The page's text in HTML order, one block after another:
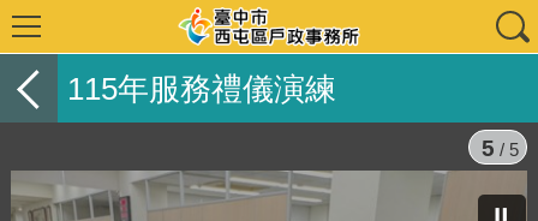
115年服務禮儀演練
5 / 5